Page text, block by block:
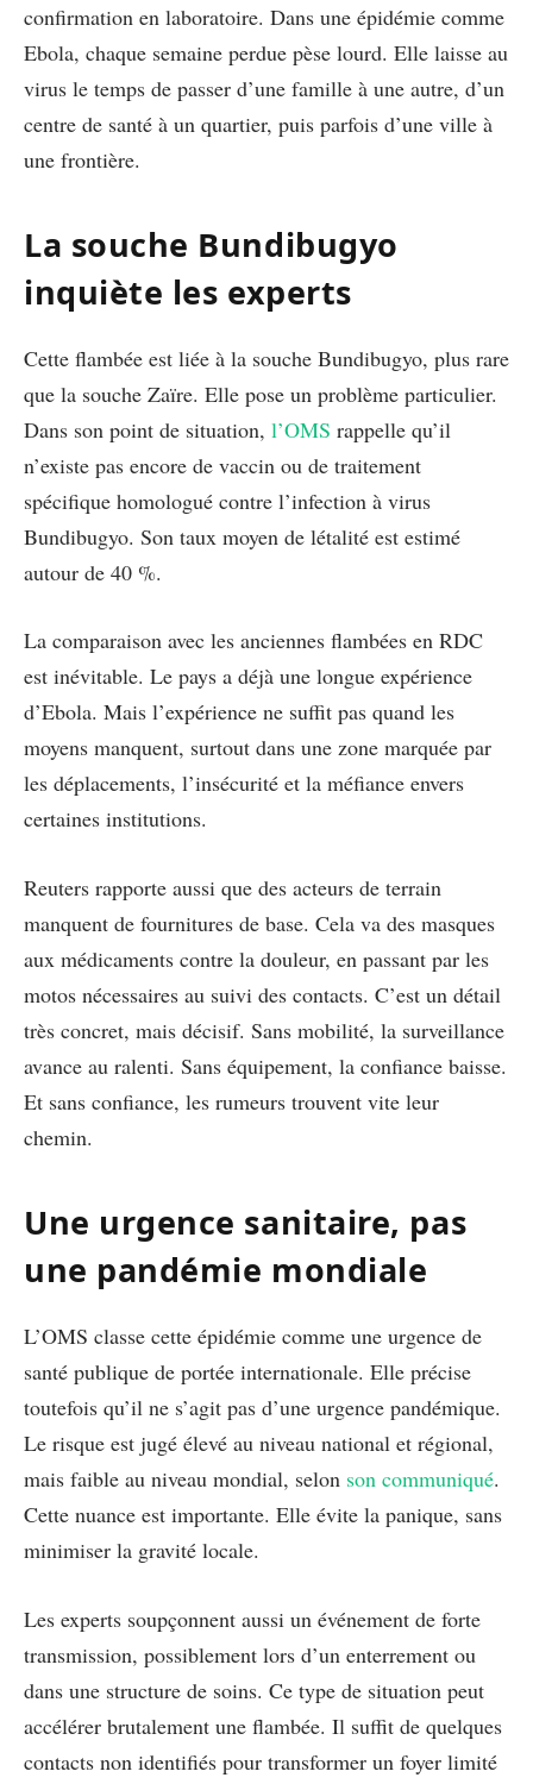
confirmation en laboratoire. Dans une épidémie comme
Ebola, chaque semaine perdue pèse lourd. Elle laisse au
virus le temps de passer d’une famille à une autre, d’un
centre de santé à un quartier, puis parfois d’une ville à
une frontière.
La souche Bundibugyo
inquiète les experts
Cette flambée est liée à la souche Bundibugyo, plus rare
que la souche Zaïre. Elle pose un problème particulier.
Dans son point de situation, l’OMS rappelle qu’il
n’existe pas encore de vaccin ou de traitement
spécifique homologué contre l’infection à virus
Bundibugyo. Son taux moyen de létalité est estimé
autour de 40 %.
La comparaison avec les anciennes flambées en RDC
est inévitable. Le pays a déjà une longue expérience
d’Ebola. Mais l’expérience ne suffit pas quand les
moyens manquent, surtout dans une zone marquée par
les déplacements, l’insécurité et la méfiance envers
certaines institutions.
Reuters rapporte aussi que des acteurs de terrain
manquent de fournitures de base. Cela va des masques
aux médicaments contre la douleur, en passant par les
motos nécessaires au suivi des contacts. C’est un détail
très concret, mais décisif. Sans mobilité, la surveillance
avance au ralenti. Sans équipement, la confiance baisse.
Et sans confiance, les rumeurs trouvent vite leur
chemin.
Une urgence sanitaire, pas
une pandémie mondiale
L’OMS classe cette épidémie comme une urgence de
santé publique de portée internationale. Elle précise
toutefois qu’il ne s’agit pas d’une urgence pandémique.
Le risque est jugé élevé au niveau national et régional,
mais faible au niveau mondial, selon son communiqué.
Cette nuance est importante. Elle évite la panique, sans
minimiser la gravité locale.
Les experts soupçonnent aussi un événement de forte
transmission, possiblement lors d’un enterrement ou
dans une structure de soins. Ce type de situation peut
accélérer brutalement une flambée. Il suffit de quelques
contacts non identifiés pour transformer un foyer limité